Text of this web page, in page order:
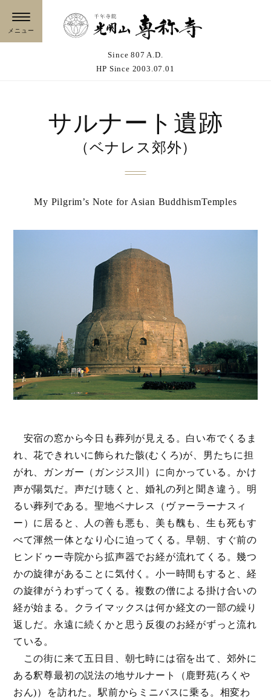
ホーム
専称寺ご案内
Since 807 A.D.
HP Since 2003.07.01
サルナート遺跡
（ベナレス郊外）
My Pilgrim’s Note for Asian BuddhismTemples
安宿の窓から今日も葬列が見える。白い布でくるま
れ、花できれいに飾られた骸(むくろ)が、男たちに担
がれ、ガンガー（ガンジス川）に向かっている。かけ
声が陽気だ。声だけ聴くと、婚礼の列と聞き違う。明
るい葬列である。聖地ベナレス（ヴァーラーナスィ
ー）に居ると、人の善も悪も、美も醜も、生も死もす
べて渾然一体となり心に迫ってくる。早朝、すぐ前の
ヒンドゥー寺院から拡声器でお経が流れてくる。幾つ
かの旋律があることに気付く。小一時間もすると、経
の旋律がうわずってくる。複数の僧による掛け合いの
経が始まる。クライマックスは何か経文の一部の繰り
返しだ。永遠に続くかと思う反復のお経がずっと流れ
ている。
この街に来て五日目、朝七時には宿を出て、郊外に
ある釈尊最初の説法の地サルナート（鹿野苑(ろくや
おん)）を訪れた。駅前からミニバスに乗る。相変わ